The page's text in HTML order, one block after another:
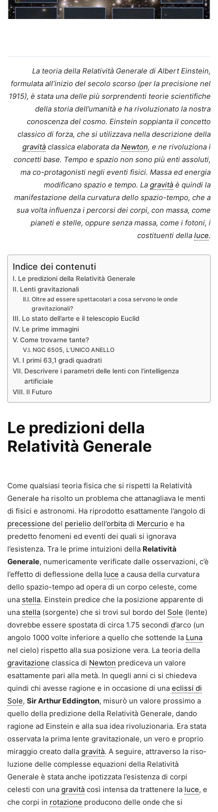
La teoria della Relatività Generale di Albert Einstein,
formulata all’inizio del secolo scorso (per la precisio­ne nel
1915), è stata una delle più sorprendenti teorie scientifiche
della storia dell’umanità e ha rivo­luzionato la nostra
conoscenza del cosmo. Einstein soppianta il con­cetto
classico di forza, che si utiliz­zava nella descrizione della
gravità classica elaborata da Newton, e ne rivoluziona i
concetti base. Tempo e spazio non sono più enti assolu­ti,
ma co-protagonisti negli eventi fisici. Massa ed energia
modificano spazio e tempo. La gravità è quindi la
manifestazione della curvatu­ra dello spazio-tempo, che a
sua volta influenza i percorsi dei corpi, con massa, come
pianeti e stelle, oppure senza massa, come i fotoni, i
costituenti della luce.
Indice dei contenuti
Le predizioni della Relatività Generale
Lenti gravitazionali
Oltre ad essere spettacolari a cosa servono le onde
gravitazionali?
Lo stato dell’arte e il telescopio Euclid
Le prime immagini
Come trovarne tante?
NGC 6505, L’UNICO ANELLO
I primi 63,1 gradi quadrati
Descrivere i parametri delle lenti con l’intelligenza
artificiale
Il Futuro
Le predizioni della
Relatività Generale
Come qualsiasi teoria fisica che si rispetti la Relatività
Genera­le ha risolto un problema che attanagliava le menti
di fisici e astronomi. Ha riprodotto esatta­mente l’angolo di
precessione del perielio dell’orbita di Mercurio e ha
predetto fenomeni ed eventi dei quali si ignorava
l’esistenza. Tra le prime intuizioni della Rela­tività
Generale, numericamente verificate dalle osservazioni, c’è
l’effetto di deflessione della luce a causa della curvatura
dello spa­zio-tempo ad opera di un corpo celeste, come
una stella. Einstein predice che la posizione appa­rente di
una stella (sorgente) che si trovi sul bordo del Sole (lente)
dovrebbe essere spostata di circa 1.75 secondi d’arco (un
angolo 1000 volte inferiore a quello che sotten­de la Luna
nel cielo) rispetto alla sua posizione vera. La teoria della
gravitazione classica di Newton pre­diceva un valore
esattamente pari alla metà. In quegli anni ci si chie­deva
quindi chi avesse ragione e in occasione di una eclissi di
Sole, Sir Arthur Eddington, misurò un valore prossimo a
quello della predizione della Relatività Generale, dando
ragione ad Einstein e alla sua idea rivoluzionaria. Era stata
osservata la prima lente gravitazionale, un vero e proprio
miraggio creato dalla gravità. A seguire, attraverso la riso­
luzione delle complesse equazioni della Relatività
Generale è stata anche ipotizzata l’esistenza di corpi
celesti con una gravità così inten­sa da trattenere la luce, e
che corpi in rotazione producono delle onde che si